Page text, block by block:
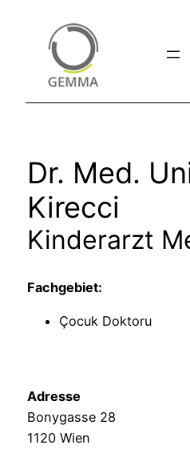
Dr. Med.
Kirecci
Kinderarzt
Fachgebiet:
Çocuk Doktoru
Adresse
Bonygasse 28
1120 Wien